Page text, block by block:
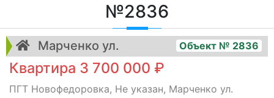
№2836
Марченко ул. Объект № 2836
Квартира 3 700 000 ₽
ПГТ Новофедоровка, Не указан, Марченко ул.